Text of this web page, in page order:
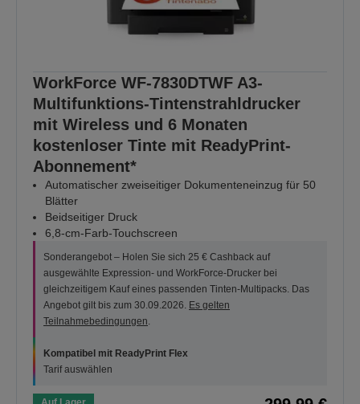
WorkForce WF-7830DTWF A3-
Multifunktions-Tintenstrahldrucker
mit Wireless und 6 Monaten
kostenloser Tinte mit ReadyPrint-
Abonnement*
Automatischer zweiseitiger Dokumenteneinzug für 50
Blätter
Beidseitiger Druck
6,8-cm-Farb-Touchscreen
Sonderangebot – Holen Sie sich 25 € Cashback auf
ausgewählte Expression- und WorkForce-Drucker bei
gleichzeitigem Kauf eines passenden Tinten-Multipacks. Das
Angebot gilt bis zum 30.09.2026. Es gelten
Teilnahmebedingungen.
Kompatibel mit ReadyPrint Flex
Tarif auswählen